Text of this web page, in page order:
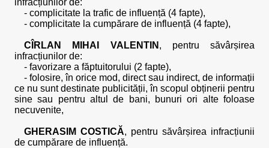
infracțiunilor de:
- complicitate la trafic de influență (4 fapte),
- complicitate la cumpărare de influență (4 fapte),
CÎRLAN MIHAI VALENTIN , pentru săvârșirea
infracțiunilor de:
- favorizare a făptuitorului (2 fapte),
- folosire, în orice mod, direct sau indirect, de informații
ce nu sunt destinate publicității, în scopul obținerii pentru
sine sau pentru altul de bani, bunuri ori alte foloase
necuvenite,
GHERASIM COSTICĂ, pentru săvârșirea infracțiunii
de cumpărare de influență.